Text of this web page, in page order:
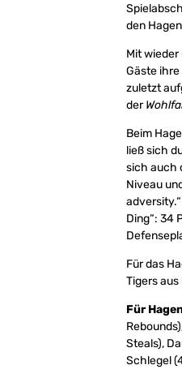
den
Mit
Gäste
zuletzt
der
Beim
ließ sich
sich auch
Niveau
Ding“: 34
Für das
Tigers
Für
Steals),
Schlegel